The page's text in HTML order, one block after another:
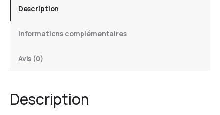
Description
Informations complémentaires
Avis (0)
Description